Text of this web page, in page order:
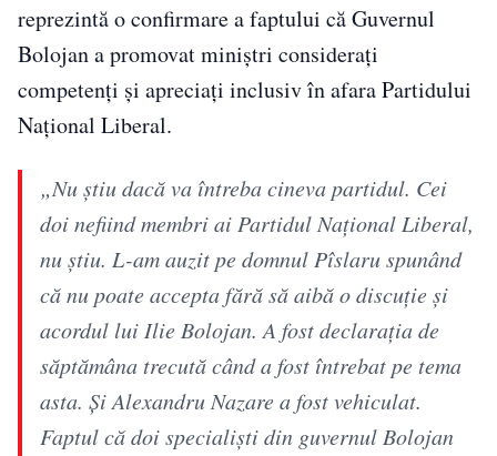
reprezintă o confirmare a faptului că Guvernul
Bolojan a promovat miniștri considerați
competenți și apreciați inclusiv în afara Partidului
Național Liberal.
„Nu ştiu dacă va întreba cineva partidul. Cei
doi nefiind membri ai Partidul Naţional Liberal,
nu ştiu. L-am auzit pe domnul Pîslaru spunând
că nu poate accepta fără să aibă o discuţie şi
acordul lui Ilie Bolojan. A fost declaraţia de
săptămâna trecută când a fost întrebat pe tema
asta. Şi Alexandru Nazare a fost vehiculat.
Faptul că doi specialişti din guvernul Bolojan